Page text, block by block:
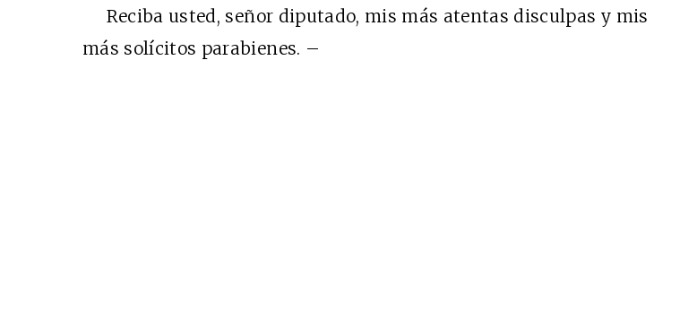
Reciba usted, señor diputado, mis más atentas disculpas y mis
más solícitos parabienes. –